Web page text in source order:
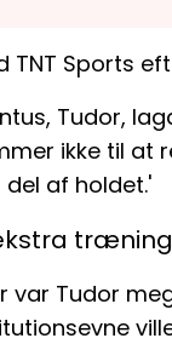
TNT Sports
Tudor,
ikke til at
del af holdet.'
træning
var Tudor